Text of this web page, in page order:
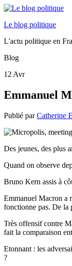
Le blog politique
L'actu politique en
Blog
12 Avr
Emmanuel
Publié parCatherine
Des jeunes, des plus
Quand on observe
Bruno Kern assis à
Emmanuel Macron a
fonctionne pas. De la
Très offensif contre
fait la comparaison
Etonnant : les
?